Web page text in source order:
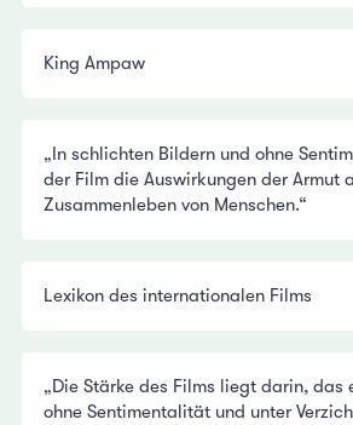
King Ampaw
„In schlichten Bildern und ohne
der Film die Auswirkungen der Armut
Zusammenleben von Menschen.“
Lexikon des internationalen Films
„Die Stärke des Films liegt darin, das
ohne Sentimentalität und unter